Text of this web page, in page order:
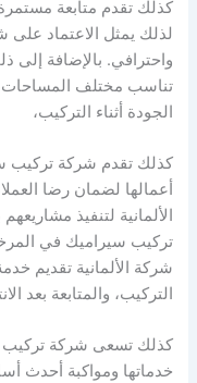
كذلك تقدم متابعة مستمرة
لذلك يمثل الاعتماد على
واحترافي. بالإضافة إلى
تناسب مختلف المساحات،
الجودة أثناء التركيب،
كذلك تقدم شركة تركيب
أعمالها لضمان رضا
الألمانية لتنفيذ
تركيب سيراميك في
شركة الألمانية تقديم
التركيب، والمتابعة بعد
كذلك تسعى شركة تركيب
خدماتها ومواكبة أحدث